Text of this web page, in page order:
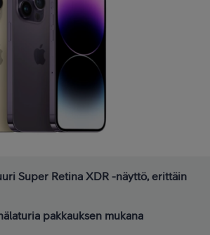
Super Retina XDR -näyttö, erittäin
pakkauksen mukana